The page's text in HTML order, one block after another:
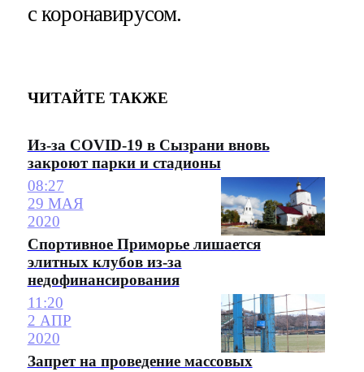
с коронавирусом.
ЧИТАЙТЕ ТАКЖЕ
Из-за COVID-19 в Сызрани вновь
закроют парки и стадионы
08:27
29 МАЯ
2020
Спортивное Приморье лишается
элитных клубов из-за
недофинансирования
11:20
2 АПР
2020
Запрет на проведение массовых